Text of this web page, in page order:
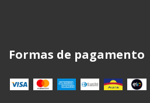
Formas de pagamento